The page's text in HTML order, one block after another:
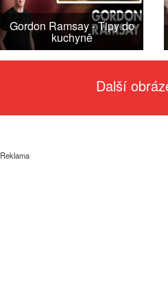
Gordon Ramsay - Tipy do
kuchyně
Další
Reklama